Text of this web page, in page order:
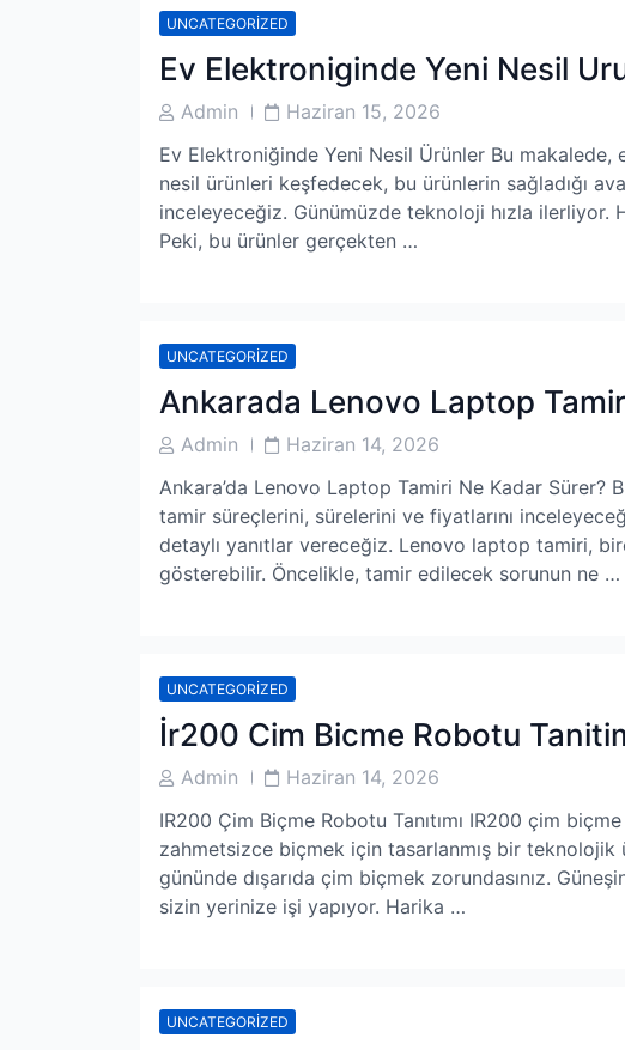
UNCATEGORIZED
Ev Elektroniginde Yeni Nesil
PostAdmin
PostHaziran 15, 2026
Ev Elektroniğinde Yeni Nesil Ürünler Bu makalede,
nesil ürünleri keşfedecek, bu ürünlerin sağladığı
inceleyeceğiz. Günümüzde teknoloji hızla ilerliyor.
Peki, bu ürünler gerçekten …
UNCATEGORIZED
Ankarada Lenovo Laptop
PostAdmin
PostHaziran 14, 2026
Ankara’da Lenovo Laptop Tamiri Ne Kadar Sürer?
tamir süreçlerini, sürelerini ve fiyatlarını
detaylı yanıtlar vereceğiz. Lenovo laptop tamiri,
gösterebilir. Öncelikle, tamir edilecek sorunun ne …
UNCATEGORIZED
İr200 Cim Bicme Robotu
PostAdmin
PostHaziran 14, 2026
IR200 Çim Biçme Robotu Tanıtımı IR200 çim
zahmetsizce biçmek için tasarlanmış bir teknolojik
gününde dışarıda çim biçmek zorundasınız.
sizin yerinize işi yapıyor. Harika …
UNCATEGORIZED